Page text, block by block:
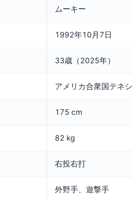
ムーキー
1992年10月7日
33歳（2025年）
アメリカ合衆国テネ
175 cm
82 kg
右投右打
外野手、遊撃手